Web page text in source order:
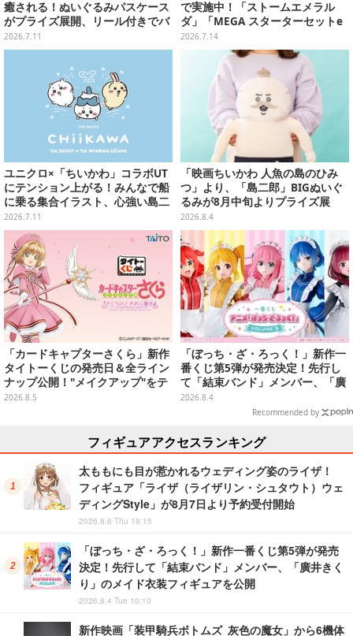
癒される！ぬいぐるみパスケース
がプライズ展開、リール付きでバ
ッグに付けられる「ハチワレ」
「くりまんじゅう」など4種
2026.7.11
で実施中！「ストームエメラル
ダ」「MEGA スターターセットe
x」各種の全4商品
2026.7.14
ユニクロ×「ちいかわ」コラボUT
にテンション上がる！みんなで船
に乗る集合イラスト、心強い島二
郎など映画を記念した特別コレク
ション
2026.7.11
「映画ちいかわ 人魚の島のひみ
つ」より、「島二郎」BIGぬいぐ
るみが8月中旬よりプライズ展
開！“味自慢”のエプロンはポケッ
ト付き
2026.8.4
「カードキャプターさくら」新作
タイトーくじの発売日＆全ライン
ナップ公開！"メイクアップ"をテ
ーマに、日常でも使いたくなるア
2026.8.5
「ぼっち・ざ・ろっく！」新作一
番くじ第5弾が発売決定！先行し
て「結束バンド」メンバー、「廣
井きくり」のメイド衣装フィギュ
2026.8.4
Recommended by
フィギュアアクセスランキング
太ももにも目が惹かれるウェディング姿のライザ！
フィギュア「ライザ（ライザリン・シュタウト）ウェ
ディングStyle」が8月7日より予約受付開始
2026.8.6 Thu 19:15
「ぼっち・ざ・ろっく！」新作一番くじ第5弾が発売
決定！先行して「結束バンド」メンバー、「廣井きく
り」のメイド衣装フィギュアを公開
2026.8.4 Tue 10:10
新作映画「装甲騎兵ボトムズ 灰色の魔女」から6機体